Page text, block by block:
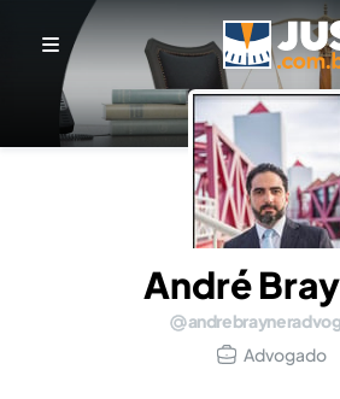
André
Advogado